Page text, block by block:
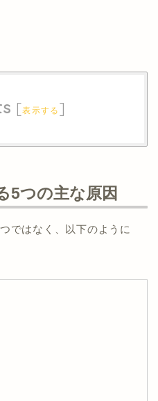
[表示する ]
5つの主な原因
ではなく、以下のように